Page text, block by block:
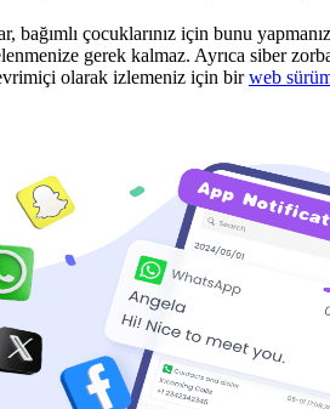
çocuklarınız için bunu
gerek kalmaz. Ayrıca siber
olarak izlemeniz için birweb